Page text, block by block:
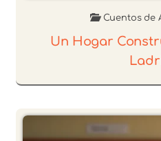
Cuentos de
Un Hogar